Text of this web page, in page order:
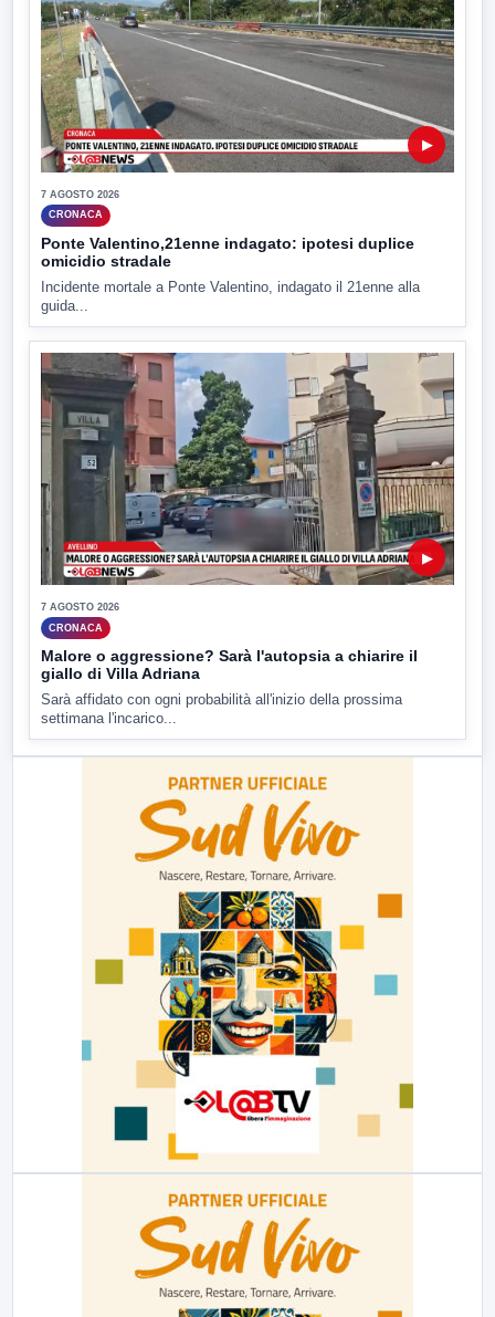
▶
7 AGOSTO 2026
CRONACA
Ponte Valentino,21enne indagato: ipotesi duplice
omicidio stradale
Incidente mortale a Ponte Valentino, indagato il 21enne alla
guida...
▶
7 AGOSTO 2026
CRONACA
Malore o aggressione? Sarà l'autopsia a chiarire il
giallo di Villa Adriana
Sarà affidato con ogni probabilità all'inizio della prossima
settimana l'incarico...